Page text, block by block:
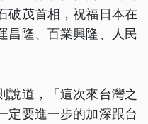
破茂首相，祝福日本在
昌隆、百業興隆、人民
說道，「這次來台灣之
定要進一步的加深跟台